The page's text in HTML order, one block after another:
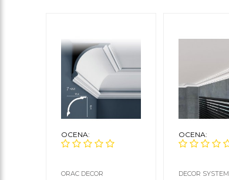
OCENA:
ORAC DECOR
OCENA:
DECOR SYSTEM